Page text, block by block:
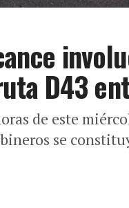
D43
de este
se